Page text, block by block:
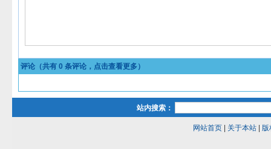
评论（共有 0 条评论，点击查看更多）
站内搜索：
网站首页| 关于本站| 版